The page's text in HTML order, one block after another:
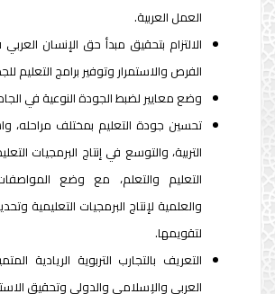
العمل العربية.
الالتزام بتحقيق مبدأ حق الإنسان
الفرص والاستمرار وتوفير برامج التعليم
وضع معايير لضبط الجودة النوعية في
تحسين جودة التعليم بمختلف مراحله،
التربية، والتوسع في إنتاج البرمجيات
التعليم والتعلم، مع وضع المواصفات
والعلمية لإنتاج البرمجيات التعليمية
لتقويمها.
التعريف بالتجارب التربوية الريادية
العربي والإسلامي والدولي وتحقيق